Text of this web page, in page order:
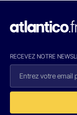
RECEVEZ NOTRE